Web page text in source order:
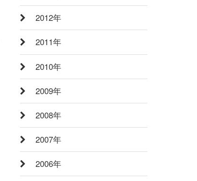
2012年
2011年
2010年
2009年
2008年
2007年
2006年